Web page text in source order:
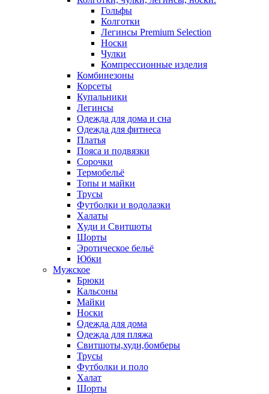
Гольфы
Колготки
Легинсы Premium Selection
Носки
Чулки
Компрессионные изделия
Комбинезоны
Корсеты
Купальники
Легинсы
Одежда для дома и сна
Одежда для фитнеса
Платья
Пояса и подвязки
Сорочки
Термобельё
Топы и майки
Трусы
Футболки и водолазки
Халаты
Худи и Свитшоты
Шорты
Эротическое бельё
Юбки
Мужское
Брюки
Кальсоны
Майки
Носки
Одежда для дома
Одежда для пляжа
Свитшоты,худи,бомберы
Трусы
Футболки и поло
Халат
Шорты